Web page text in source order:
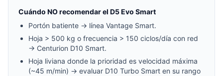
Cuándo NO recomendar el D5 Evo Smart
Portón batiente → línea Vantage Smart.
Hoja > 500 kg o frecuencia > 150 ciclos/día con red
→ Centurion D10 Smart.
Hoja liviana donde la prioridad es velocidad máxima
(~45 m/min) → evaluar D10 Turbo Smart en su rango